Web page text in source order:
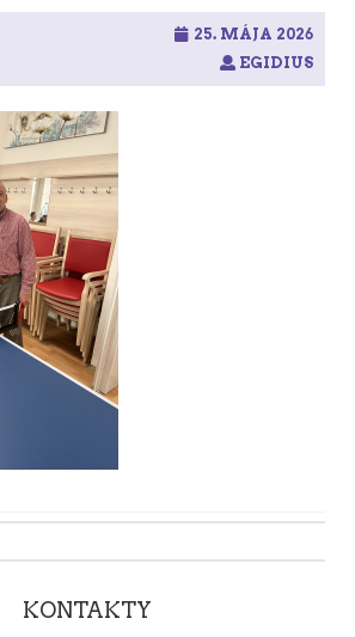
25. MÁJA 2026
EGIDIUS
KONTAKTY